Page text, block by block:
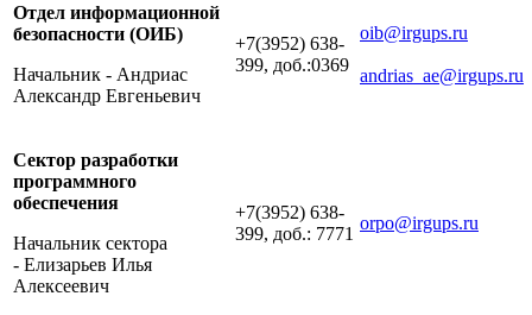
Отдел информационной
безопасности (ОИБ)
Начальник - Андриас
Александр Евгеньевич
+7(3952) 638-
399, доб.:0369
oib@irgups.ru
andrias_ae@irgups.ru
Сектор разработки
программного
обеспечения
Начальник сектора
- Елизарьев Илья
Алексеевич
+7(3952) 638-
399, доб.: 7771
orpo@irgups.ru